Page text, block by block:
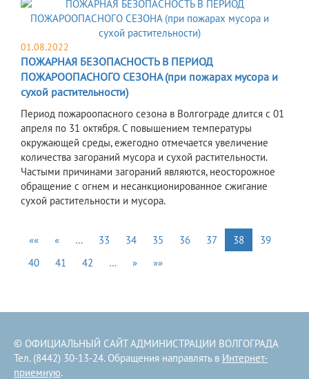
01.08.2022
ПОЖАРНАЯ БЕЗОПАСНОСТЬ В ПЕРИОД
ПОЖАРООПАСНОГО СЕЗОНА (при пожарах мусора и
сухой растительности)
​Период пожароопасного сезона в Волгограде длится с 01
апреля по 31 октября. С повышением температуры
окружающей среды, ежегодно отмечается увеличение
количества загораний мусора и сухой растительности.
Частыми причинами загораний являются, неосторожное
обращение с огнем и несанкционированное сжигание
сухой растительности и мусора.
«« « … 33 34 35 36 37 38
39
40
41 42 … » »»
© ОФИЦИАЛЬНЫЙ САЙТ АДМИНИСТРАЦИИ ВОЛГОГРАДА
Тел. (8442) 30-13-24. Обращения направлять в Интернет-
приемную.